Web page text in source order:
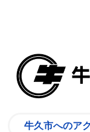
牛久市へのア